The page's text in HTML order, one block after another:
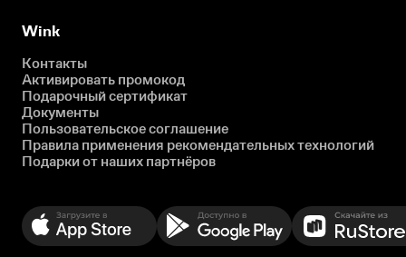
Wink
Контакты
Активировать промокод
Подарочный сертификат
Документы
Пользовательское соглашение
Правила применения рекомендательных технологий
Подарки от наших партнёров